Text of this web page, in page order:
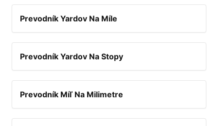
Prevodník Yardov Na Míle
Prevodník Yardov Na Stopy
Prevodník Míľ Na Milimetre